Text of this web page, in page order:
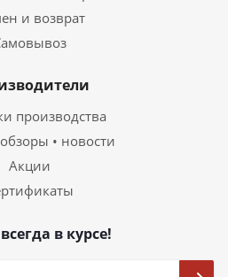
и возврат
производства
• новости
Акции
в курсе!